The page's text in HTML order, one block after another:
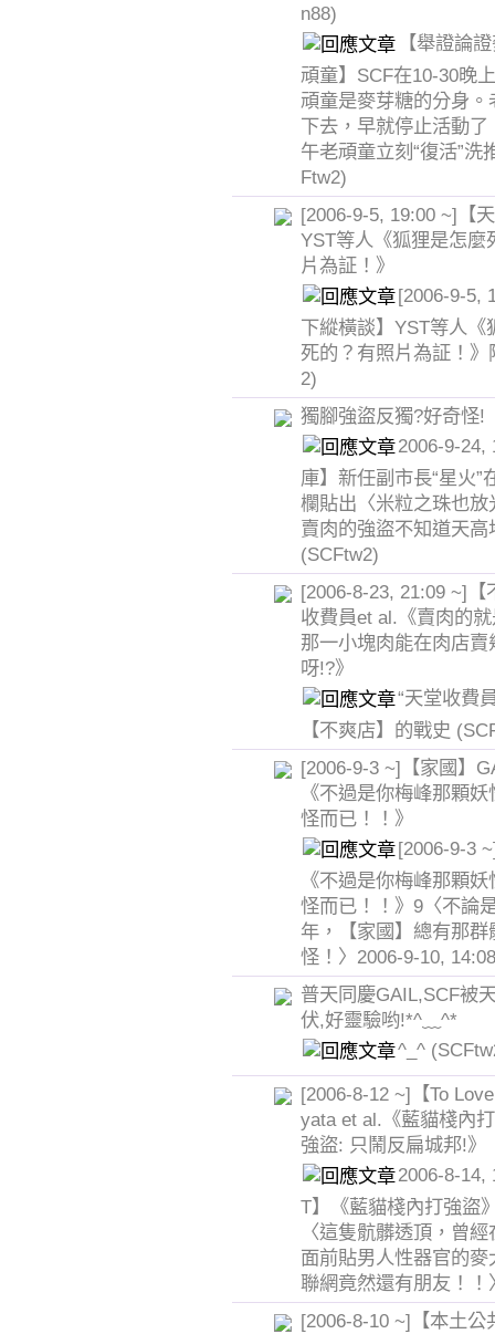
n88)
【舉證論
頑童】SCF在10-30晚
頑童是麥芽糖的分身。
下去，早就停止活動了
午老頑童立刻“復活”洗
Ftw2)
[2006-9-5, 19:00 ~]【
YST等人《狐狸是怎麼
片為証！》
[2006-9-5,
下縱橫談】YST等人《
死的？有照片為証！
2)
獨腳強盜反獨?好奇怪!
2006-9-24,
庫】新任副市長“星火”
欄貼出〈米粒之珠也放
賣肉的強盜不知道天高
(SCFtw2)
[2006-8-23, 21:09 ~]【
收費員et al.《賣肉的
那一小塊肉能在肉店賣
呀!?》
“天堂收費
【不爽店】的戰史
[2006-9-3 ~]【家國】
《不過是你梅峰那顆
怪而已！！》
[2006-9-3
《不過是你梅峰那顆
怪而已！！》9〈不論
年，【家國】總有那群
怪！〉2006-9-10,
普天同慶GAIL,SCF被
伏,好靈驗哟!*^﹏^*
^_^
[2006-8-12 ~]【To
yata et al.《藍貓棧內
強盜: 只鬧反扁城邦!》
2006-8-14,
T】《藍貓棧內打強盜
〈這隻骯髒透頂，曾
面前貼男人性器官的麥
聯網竟然還有朋友！
[2006-8-10 ~]【本土公